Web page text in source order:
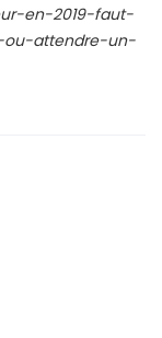
en-2019-faut-
ou-attendre-un-